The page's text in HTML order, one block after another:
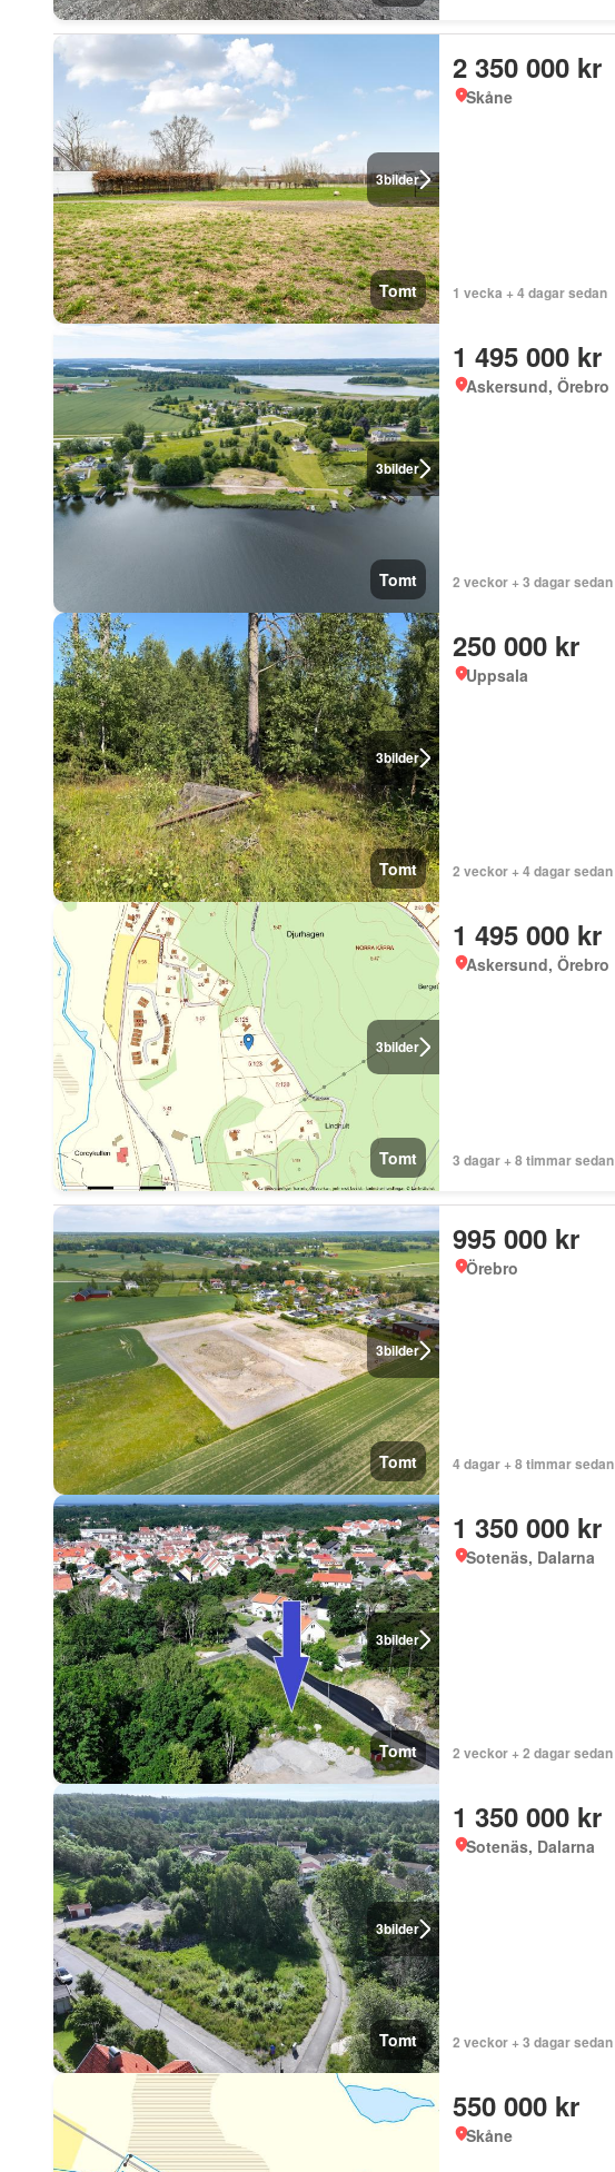
3bilder
Tomt
2 350 000 kr
Skåne
1 vecka + 4 dagar sedan
3bilder
Tomt
1 495 000 kr
Askersund, Örebro
2 veckor + 3 dagar sedan
3bilder
Tomt
250 000 kr
Uppsala
2 veckor + 4 dagar sedan
3bilder
Tomt
1 495 000 kr
Askersund, Örebro
3 dagar + 8 timmar sedan
3bilder
Tomt
995 000 kr
Örebro
4 dagar + 8 timmar sedan
3bilder
Tomt
1 350 000 kr
Sotenäs, Dalarna
2 veckor + 2 dagar sedan
3bilder
Tomt
1 350 000 kr
Sotenäs, Dalarna
2 veckor + 3 dagar sedan
550 000 kr
Skåne